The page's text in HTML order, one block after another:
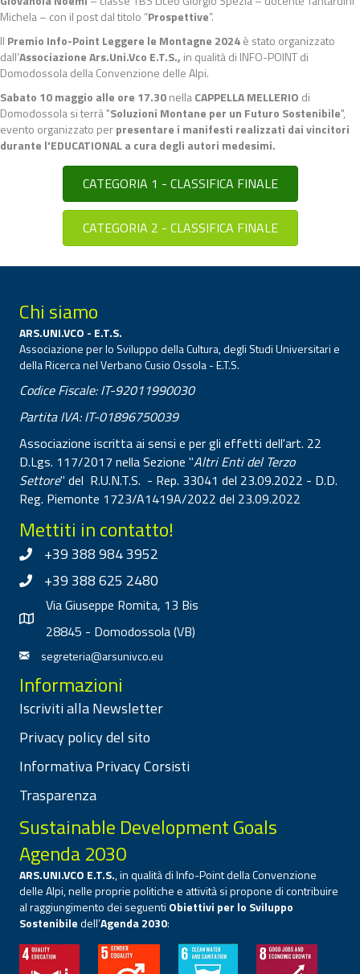
Michela – con il post dal titolo “Prospettive”.
Il Premio Info-Point Leggere le Montagne 2024è stato organizzato
dall’Associazione Ars.Uni.Vco E.T.S., in qualità di INFO-POINT di
Domodossola della Convenzione delle Alpi.
Sabato 10 maggio alle ore 17.30nellaCAPPELLA MELLERIO di
Domodossola si terrà "Soluzioni Montane per un Futuro Sostenibile",
evento organizzato perpresentare i manifesti realizzati dai vincitori
durante l'EDUCATIONAL a cura degli autori medesimi.
CATEGORIA 1 - CLASSIFICA FINALE
CATEGORIA 2 - CLASSIFICA FINALE
Chi siamo
ARS.UNI.VCO - E.T.S.
Associazione per lo Sviluppo della Cultura, degli Studi Universitari e
della Ricerca nel Verbano Cusio Ossola - E.T.S.
Codice Fiscale: IT-92011990030
Partita IVA: IT-01896750039
Associazione iscritta ai sensi e per gli effetti dell'art. 22
D.Lgs. 117/2017 nella Sezione "Altri Enti del Terzo
Settore" del R.U.N.T.S. - Rep. 33041 del 23.09.2022 - D.D.
Reg. Piemonte 1723/A1419A/2022 del 23.09.2022
Mettiti in contatto!
+39 388 984 3952
+39 388 625 2480
Via Giuseppe Romita, 13 Bis
28845 - Domodossola (VB)
segreteria@arsunivco.eu
Informazioni
Iscriviti alla Newsletter
Privacy policy del sito
Informativa Privacy Corsisti
Trasparenza
Sustainable Development Goals
Agenda 2030
ARS.UNI.VCO E.T.S., in qualità di Info-Point della Convenzione
delle Alpi, nelle proprie politiche e attività si propone di contribuire
al raggiungimento dei seguenti Obiettivi per lo Sviluppo
Sostenibiledell’Agenda 2030: